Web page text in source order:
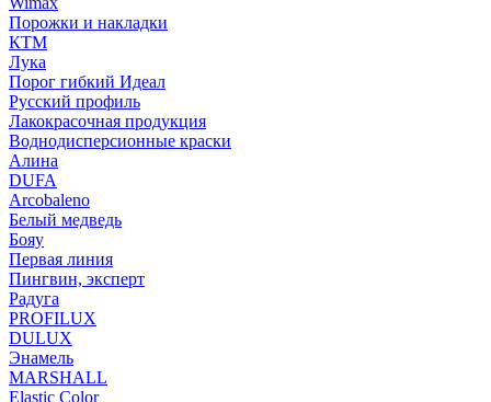
Порожки и накладки
КТМ
Лука
Порог гибкий Идеал
Русский профиль
Лакокрасочная продукция
Воднодисперсионные краски
Алина
DUFA
Arcobaleno
Белый медведь
Бояу
Первая линия
Пингвин, эксперт
Радуга
PROFILUX
DULUX
Энамель
MARSHALL
Elastic Color